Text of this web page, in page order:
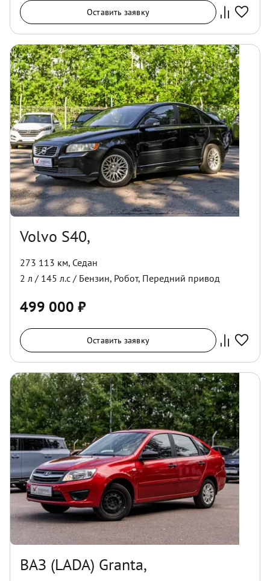
Оставить заявку
Volvo S40,
273 113 км, Седан
2 л / 145 л.с / Бензин, Робот, Передний привод
499 000 ₽
Оставить заявку
ВАЗ (LADA) Granta,